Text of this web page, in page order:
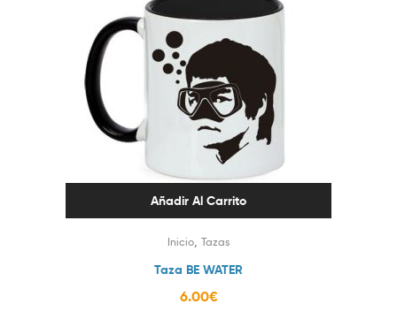
Añadir Al Carrito
Inicio, Tazas
Taza BE WATER
6.00€